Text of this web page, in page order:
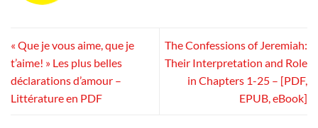
« Que je vous aime, que je
t’aime! » Les plus belles
déclarations d’amour –
Littérature en PDF
The Confessions of Jeremiah:
Their Interpretation and Role
in Chapters 1-25 – [PDF,
EPUB, eBook]